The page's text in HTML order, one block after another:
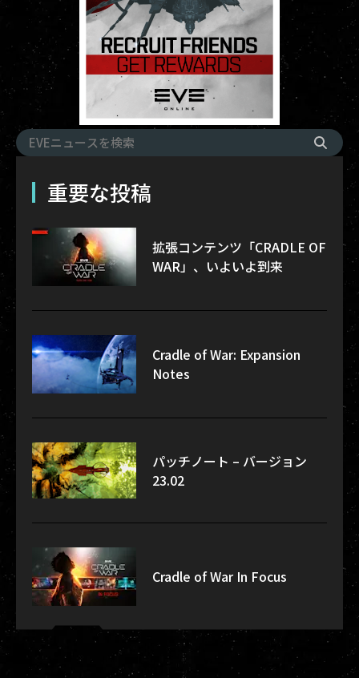
重要な投稿
拡張コンテンツ「CRADLE OF
WAR」、いよいよ到来
Cradle of War: Expansion
Notes
パッチノート – バージョン
23.02
Cradle of War In Focus